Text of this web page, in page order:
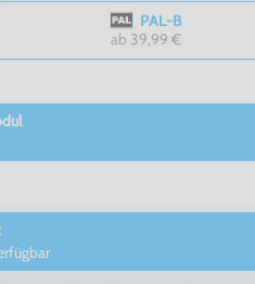
PAL-B
ab 39,99 €